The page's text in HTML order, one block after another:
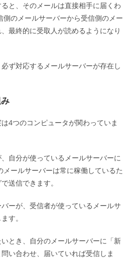
と、そのメールは直接相手に届くわ
側のメールサーバーから受信側のメー
最終的に受取人が読めるようになり
ず対応するメールサーバーが存在し
4つのコンピュータが関わっていま
自分が使っているメールサーバーに
メールサーバーは常に稼働しているた
送信できます。
ーが、受信者が使っているメールサ
す。
とき、自分のメールサーバーに「新
い合わせ、届いていれば受信しま